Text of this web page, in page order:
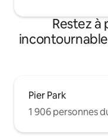
Restez à
Pier Park
1 906 personnes